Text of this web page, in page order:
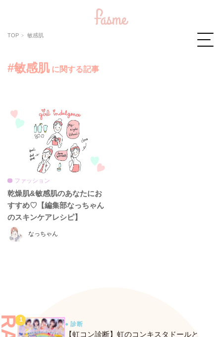
TOP 敏感肌
#敏感肌に関する記事
なっちゃん
ファッション
乾燥肌&敏感肌のあなたにお
すすめ♡【編集部なっちゃん
のスキンケアレシピ】
● 診断
【虹コン診断】虹のコンキスタドールと